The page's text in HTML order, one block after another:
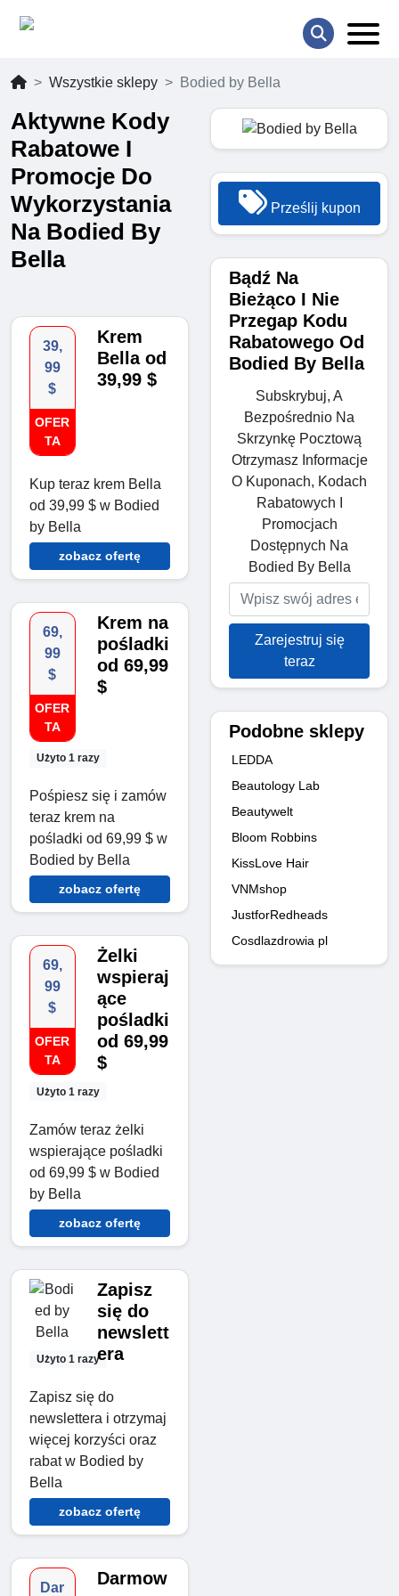
Wszystkie sklepy Bodied by Bella
Aktywne Kody
Rabatowe I
Promocje Do
Wykorzystania
Na Bodied By
Bella
39,
99
$
OFER
TA
Krem
Bella od
39,99 $
Kup teraz krem Bella
od 39,99 $ w Bodied
by Bella
zobacz ofertę
69,
99
$
OFER
TA
Użyto 1 razy
Krem na
pośladki
od 69,99
$
Pośpiesz się i zamów
teraz krem na
pośladki od 69,99 $ w
Bodied by Bella
zobacz ofertę
69,
99
$
OFER
TA
Użyto 1 razy
Żelki
wspieraj
ące
pośladki
od 69,99
$
Zamów teraz żelki
wspierające pośladki
od 69,99 $ w Bodied
by Bella
zobacz ofertę
Użyto 1 razy
Zapisz
się do
newslett
era
Zapisz się do
newslettera i otrzymaj
więcej korzyści oraz
rabat w Bodied by
Bella
zobacz ofertę
Dar
Darmow
Prześlij kupon
Bądź Na
Bieżąco I Nie
Przegap Kodu
Rabatowego Od
Bodied By Bella
Subskrybuj, A
Bezpośrednio Na
Skrzynkę Pocztową
Otrzymasz Informacje
O Kuponach, Kodach
Rabatowych I
Promocjach
Dostępnych Na
Bodied By Bella
Zarejestruj się
teraz
Podobne sklepy
LEDDA
Beautology Lab
Beautywelt
Bloom Robbins
KissLove Hair
VNMshop
JustforRedheads
Cosdlazdrowia pl